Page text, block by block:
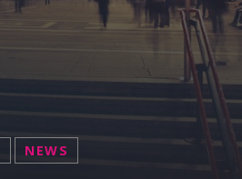
NEWS